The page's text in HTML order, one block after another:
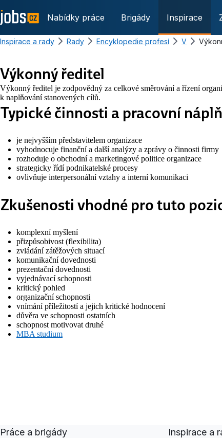
Nabídky práce Brigády Inspirace
Inspirace a rady Rady Encyklopedie profesí V
Výkonný ředitel
Výkonný ředitel je zodpovědný za celkové směrování a řízení
k naplňování stanovených cílů.
Typické činnosti a pracovní náplň
je nejvyšším představitelem organizace
vyhodnocuje finanční a další analýzy a zprávy o činnosti firmy
rozhoduje o obchodní a marketingové politice organizace
strategicky řídí podnikatelské procesy
ovlivňuje interpersonální vztahy a interní komunikaci
Zkušenosti vhodné pro tuto
komplexní myšlení
přizpůsobivost (flexibilita)
zvládání zátěžových situací
komunikační dovednosti
prezentační dovednosti
vyjednávací schopnosti
kritický pohled
organizační schopnosti
vnímání příležitostí a jejich kritické hodnocení
důvěra ve schopnosti ostatních
schopnost motivovat druhé
MBA studium
Práce a brigády Inspirace a